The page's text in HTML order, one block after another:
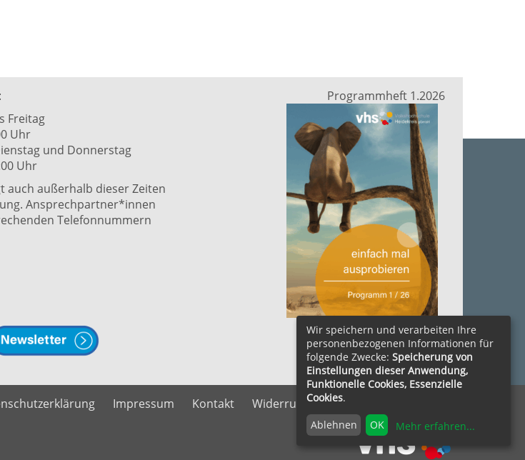
:
Freitag
Uhr
und Donnerstag
Uhr
auch außerhalb dieser Zeiten
Ansprechpartner*innen
Telefonnummern
Programmheft 1.2026
zum Herunterladen ....
Impressum Kontakt Widerrufsrecht
Wir speichern und verarbeiten Ihre
personenbezogenen Informationen für
folgende Zwecke: Speicherung von
Einstellungen dieser Anwendung,
Funktionelle Cookies, Essenzielle
Cookies.
Ablehnen OK Mehr erfahren...